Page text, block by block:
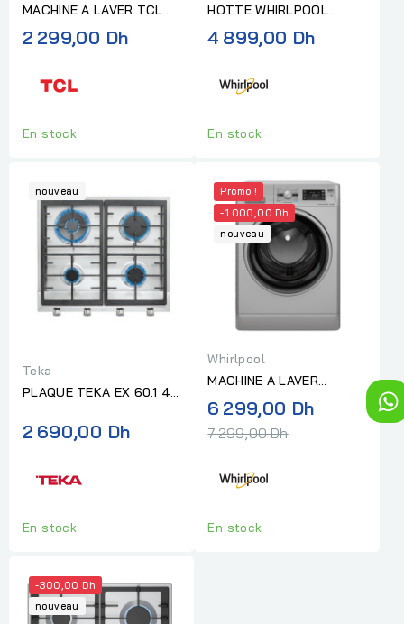
MACHINE A LAVER TCL
TOP 8 KG GRIS
2 299,00 Dh
En stock
HOTTE WHIRLPOOL
DECORATIVE 90 CM 6
EME SENS INOX
4 899,00 Dh
En stock
nouveau
Teka
PLAQUE TEKA EX 60.1 4G
2 690,00 Dh
En stock
Promo !
-1 000,00 Dh
nouveau
Whirlpool
MACHINE A LAVER
WHIRLPOOL SECHANTE
FC 9KG/6KG 1400T
SILVER...
6 299,00 DhPrix
7 299,00 Dh
En stock
-300,00 Dh
nouveau